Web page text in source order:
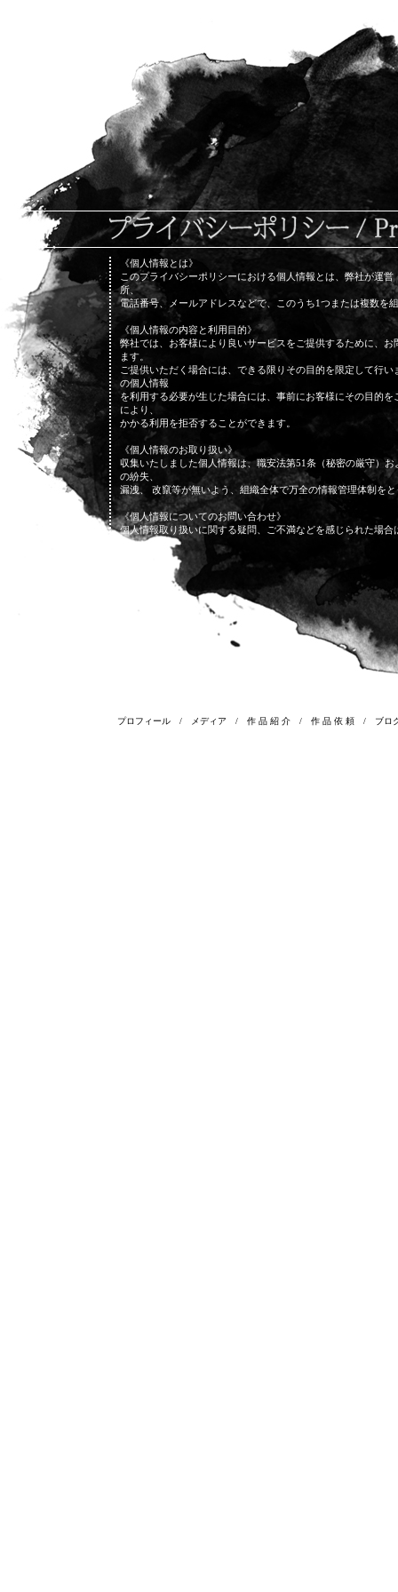
《個人情報とは》
このプライバシーポリシーにおける個人情報とは、弊社が運
所、
電話番号、メールアドレスなどで、このうち1つまたは複数を
《個人情報の内容と利用目的》
弊社では、お客様により良いサービスをご提供するために、
ます。
ご提供いただく場合には、できる限りその目的を限定して行
の個人情報
を利用する必要が生じた場合には、事前にお客様にその目的
により、
かかる利用を拒否することができます。
《個人情報のお取り扱い》
収集いたしました個人情報は、職安法第51条（秘密の厳守）
の紛失、
漏洩、 改竄等が無いよう、組織全体で万全の情報管理体制を
《個人情報についてのお問い合わせ》
個人情報取り扱いに関する疑問、ご不満などを感じられた場
プロフィール / メディア / 作 品 紹 介 / 作 品 依 頼 / ブロ